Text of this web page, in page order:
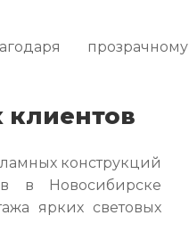
прозрачному
клиентов
конструкций
в Новосибирске
ярких световых